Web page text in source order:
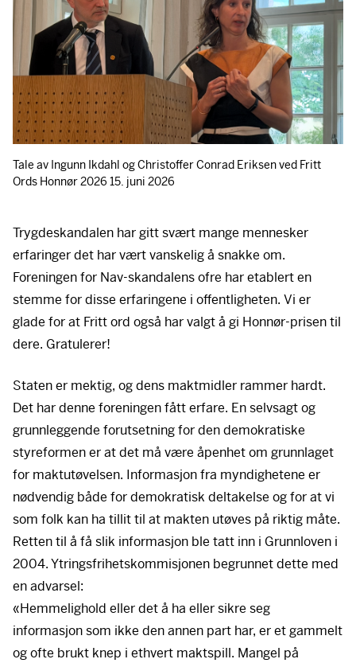
Tale av Ingunn Ikdahl og Christoffer Conrad Eriksen ved Fritt
Ords Honnør 2026 15. juni 2026
Trygdeskandalen har gitt svært mange mennesker
erfaringer det har vært vanskelig å snakke om.
Foreningen for Nav-skandalens ofre har etablert en
stemme for disse erfaringene i offentligheten. Vi er
glade for at Fritt ord også har valgt å gi Honnør-prisen til
dere. Gratulerer!
Staten er mektig, og dens maktmidler rammer hardt.
Det har denne foreningen fått erfare. En selvsagt og
grunnleggende forutsetning for den demokratiske
styreformen er at det må være åpenhet om grunnlaget
for maktutøvelsen. Informasjon fra myndighetene er
nødvendig både for demokratisk deltakelse og for at vi
som folk kan ha tillit til at makten utøves på riktig måte.
Retten til å få slik informasjon ble tatt inn i Grunnloven i
2004. Ytringsfrihetskommisjonen begrunnet dette med
en advarsel:
«Hemmelighold eller det å ha eller sikre seg
informasjon som ikke den annen part har, er et gammelt
og ofte brukt knep i ethvert maktspill. Mangel på